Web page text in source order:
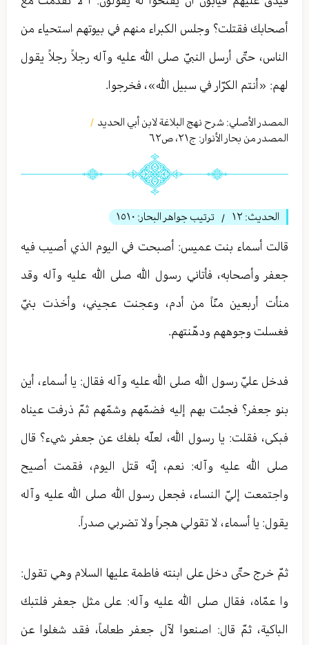
أصحابك فقتلت؟ وجلس الكبراء منهم في بيوتهم استحياء من
الناس، حتّى أرسل النبيّ صلى الله عليه وآله رجلاً رجلاً يقول
لهم: «أنتم الكرّار في سبيل الله»، فخرجوا.
المصدر الأصلي: شرح نهج البلاغة لابن أبي الحدید /
المصدر من بحار الأنوار: ج٢١، ص٦٢
الحديث: ١٢ / ترتيب جواهر البحار: ١٥١٠
قالت أسماء بنت عميس: أصبحت في اليوم الذي أصيب فيه
جعفر وأصحابه، فأتاني رسول الله صلى الله عليه وآله وقد
منأت أربعين منّاً من أدم، وعجنت عجيني، وأخذت بنيّ
فغسلت وجوههم ودهّنتهم.
فدخل عليّ رسول الله صلى الله عليه وآله فقال: يا أسماء، أين
بنو جعفر؟ فجئت بهم إليه فضمّهم وشمّهم ثمّ ذرفت عيناه
فبكى، فقلت: يا رسول الله، لعلّه بلغك عن جعفر شيء؟ قال
صلى الله عليه وآله: نعم، إنّه قتل اليوم، فقمت أصيح
واجتمعت إليّ النساء، فجعل رسول الله صلى الله عليه وآله
يقول: يا أسماء، لا تقولي هجراً ولا تضربي صدراً.
ثمّ خرج حتّى دخل على ابنته فاطمة عليها السلام وهي تقول:
وا عمّاه، فقال صلى الله عليه وآله: على مثل جعفر فلتبك
الباكية، ثمّ قال: اصنعوا لآل جعفر طعاماً، فقد شغلوا عن